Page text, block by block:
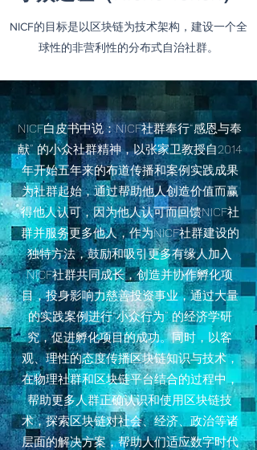
NICF的目标是以区块链为技术架构，建设一个全
球性的非营利性的分布式自治社群。
NICF白皮书中说：NICF社群奉行“感恩与奉
献” 的小众社群精神，以张家卫教授自2014
年开始五年来的布道传播和案例实践成果
为社群起始，通过帮助他人创造价值而赢
得他人认可，因为他人认可而回馈NICF社
群并服务更多他人，作为NICF社群建设的
独特方法，鼓励和吸引更多有缘人加入
NICF社群共同成长，创造并协作孵化项
目，投身影响力慈善投资事业，通过大量
的实践案例进行“小众行为” 的经济学研
究，促进孵化项目的成功。同时，以客
观、理性的态度传播区块链知识与技术，
在物理社群和区块链平台结合的过程中，
帮助更多人群正确认识和使用区块链技
术，探索区块链对社会、经济、政治等诸
层面的解决方案，帮助人们适应数字时代